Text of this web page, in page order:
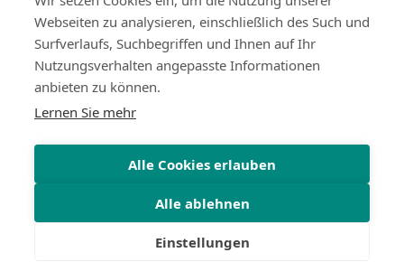
Friedrichstraße 124-126
71638 Ludwigsburg
Alle Preise verstehen sich inkl. MwSt.
Webseiten zu analysieren, einschließlich des Such und
Surfverlaufs, Suchbegriffen und Ihnen auf Ihr
Nutzungsverhalten angepasste Informationen
anbieten zu können.
Lernen Sie mehr
Alle Cookies erlauben
Alle ablehnen
Einstellungen